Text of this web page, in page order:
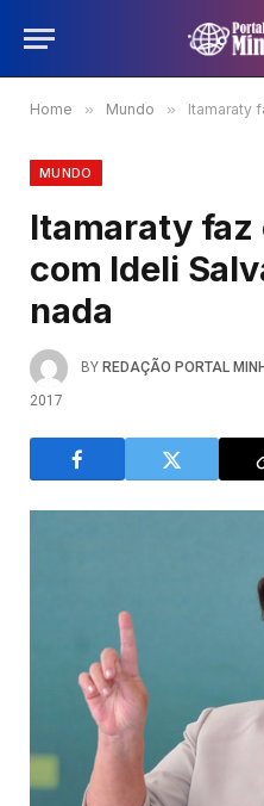
Home » Mundo » Itamaraty faz
MUNDO
Itamaraty faz
com Ideli
nada
BY REDAÇÃO PORTAL
2017